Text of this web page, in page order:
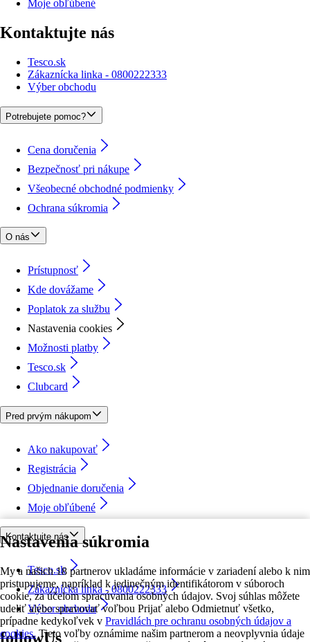
Nastavenia súkromia
My a našich 18 partnerov ukladáme informácie v zariadení alebo k nim
pristupujeme, napríklad k jedinečným identifikátorom v súboroch
cookie, za účelom spracúvania osobných údajov. Svoj súhlas môžete
udeliť alebo spravovať voľbou Prijať alebo Odmietnuť všetko,
prípadne kedykoľvek v Pravidlách pre ochranu osobných údajov a
cookies. Tieto voľby oznámime našim partnerom a neovplyvnia údaje
Moje obľúbené
Kontaktujte nás
Tesco.sk
Zákaznícka linka - 0800222333
Výber obchodu
Potrebujete pomoc?
Cena doručenia
Bezpečnosť pri nákupe
Všeobecné obchodné podmienky
Ochrana súkromia
O nás
Prístupnosť
Kde dovážame
Poplatok za službu
Nastavenia cookies
Možnosti platby
Tesco.sk
Clubcard
Pred prvým nákupom
Ako nakupovať
Registrácia
Objednanie doručenia
Moje obľúbené
Kontaktujte nás
Tesco.sk
Zákaznícka linka - 0800222333
Výber obchodu
followUs